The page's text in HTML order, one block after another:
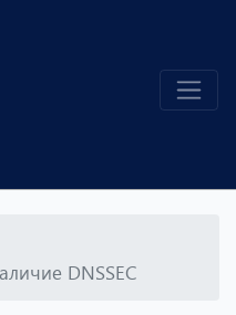
DNSSEC